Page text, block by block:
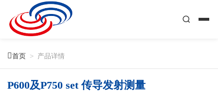
首页 > 产品详情
P600及P750 set 传导发射测量